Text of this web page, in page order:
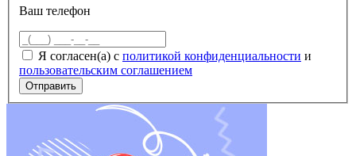
Ваш телефон
Я согласен(а) с политикой конфиденциальности и
пользовательским соглашением